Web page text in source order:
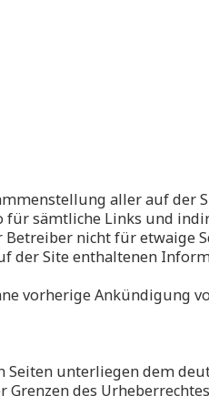
aller auf der
sämtliche Links und
nicht für etwaige
der Site enthaltenen
vorherige Ankündigung
unterliegen dem
des